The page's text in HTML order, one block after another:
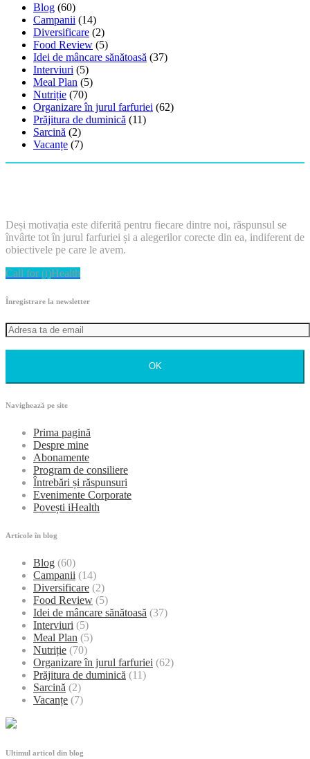
Blog (60)
Campanii (14)
Diversificare (2)
Food Review (5)
Idei de mâncare sănătoasă (37)
Interviuri (5)
Meal Plan (5)
Nutriție (70)
Organizare în jurul farfuriei (62)
Prăjitura de duminică (11)
Sarcină (2)
Vacanțe (7)
Deși motivația este diferită pentru fiecare dintre noi, răspunsul se
învârte tot în jurul farfuriei și a alegerilor corecte din ea, indiferent de
obiectivele pe care le avem.
Call for (i)Health
Înregistrare la newsletter
OK
Navighează pe site
Prima pagină
Despre mine
Abonamente
Program de consiliere
Întrebări și răspunsuri
Evenimente Corporate
Povești iHealth
Articole în blog
Blog (60)
Campanii (14)
Diversificare (2)
Food Review (5)
Idei de mâncare sănătoasă (37)
Interviuri (5)
Meal Plan (5)
Nutriție (70)
Organizare în jurul farfuriei (62)
Prăjitura de duminică (11)
Sarcină (2)
Vacanțe (7)
Ultimul articol din blog